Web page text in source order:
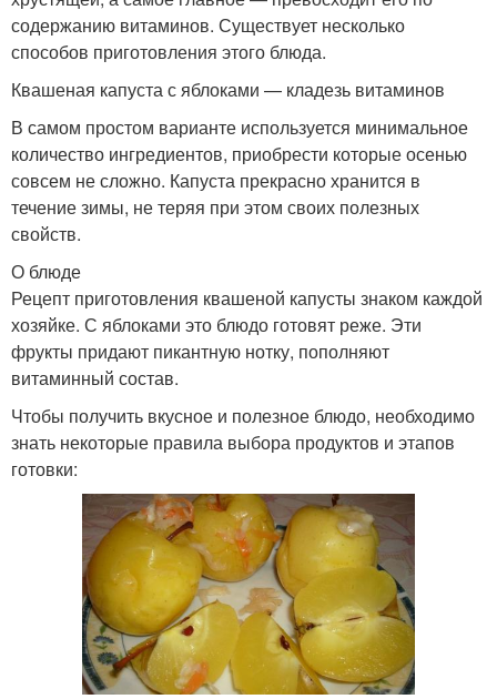
содержанию витаминов. Существует несколько
способов приготовления этого блюда.
Квашеная капуста с яблоками — кладезь витаминов
В самом простом варианте используется минимальное
количество ингредиентов, приобрести которые осенью
совсем не сложно. Капуста прекрасно хранится в
течение зимы, не теряя при этом своих полезных
свойств.
О блюде
Рецепт приготовления квашеной капусты знаком каждой
хозяйке. С яблоками это блюдо готовят реже. Эти
фрукты придают пикантную нотку, пополняют
витаминный состав.
Чтобы получить вкусное и полезное блюдо, необходимо
знать некоторые правила выбора продуктов и этапов
готовки: